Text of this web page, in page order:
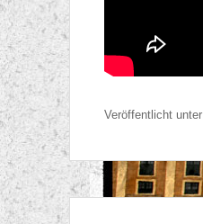
Veröffentlicht unter